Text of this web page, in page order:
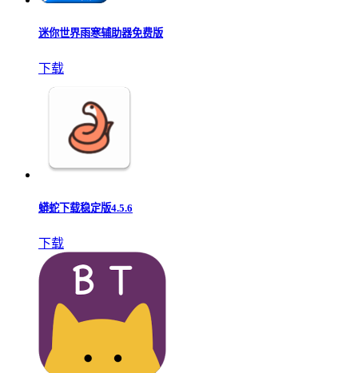
迷你世界雨寒辅助器免费版
下载
蟒蛇下载稳定版4.5.6
下载